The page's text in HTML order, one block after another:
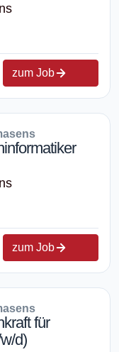
zum Job
zum Job
für
d)